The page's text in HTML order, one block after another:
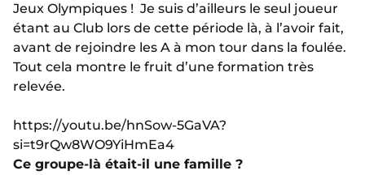
Jeux Olympiques ! Je suis d’ailleurs le seul joueur
étant au Club lors de cette période là, à l’avoir fait,
avant de rejoindre les A à mon tour dans la foulée.
Tout cela montre le fruit d’une formation très
relevée.
https://youtu.be/hnSow-5GaVA?
si=t9rQw8WO9YiHmEa4
Ce groupe-là était-il une famille ?